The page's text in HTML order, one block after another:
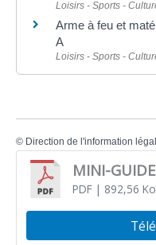
Loisirs - Sports -
Arme à feu et
A
Loisirs - Sports -
© Direction de l'information
MINI-
PDF| 892,56 Ko